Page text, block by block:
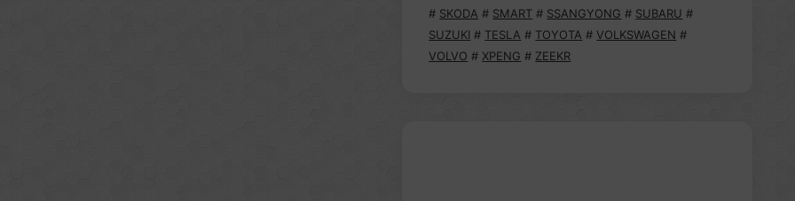
# SKODA # SMART # SSANGYONG # SUBARU #
SUZUKI # TESLA # TOYOTA # VOLKSWAGEN #
VOLVO # XPENG # ZEEKR